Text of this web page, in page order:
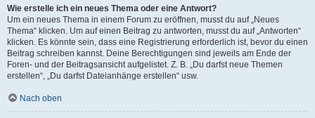
Wie erstelle ich ein neues Thema oder eine Antwort?
Um ein neues Thema in einem Forum zu eröffnen, musst du auf „Neues
Thema“ klicken. Um auf einen Beitrag zu antworten, musst du auf „Antworten“
klicken. Es könnte sein, dass eine Registrierung erforderlich ist, bevor du einen
Beitrag schreiben kannst. Deine Berechtigungen sind jeweils am Ende der
Foren- und der Beitragsansicht aufgelistet. Z. B. „Du darfst neue Themen
erstellen“, „Du darfst Dateianhänge erstellen“ usw.
Nach oben